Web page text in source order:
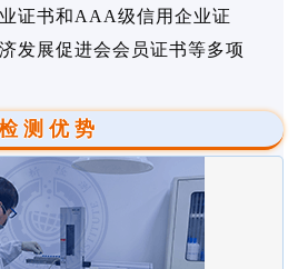
证书和AAA级信用企业证
发展促进会会员证书等多项
测优势